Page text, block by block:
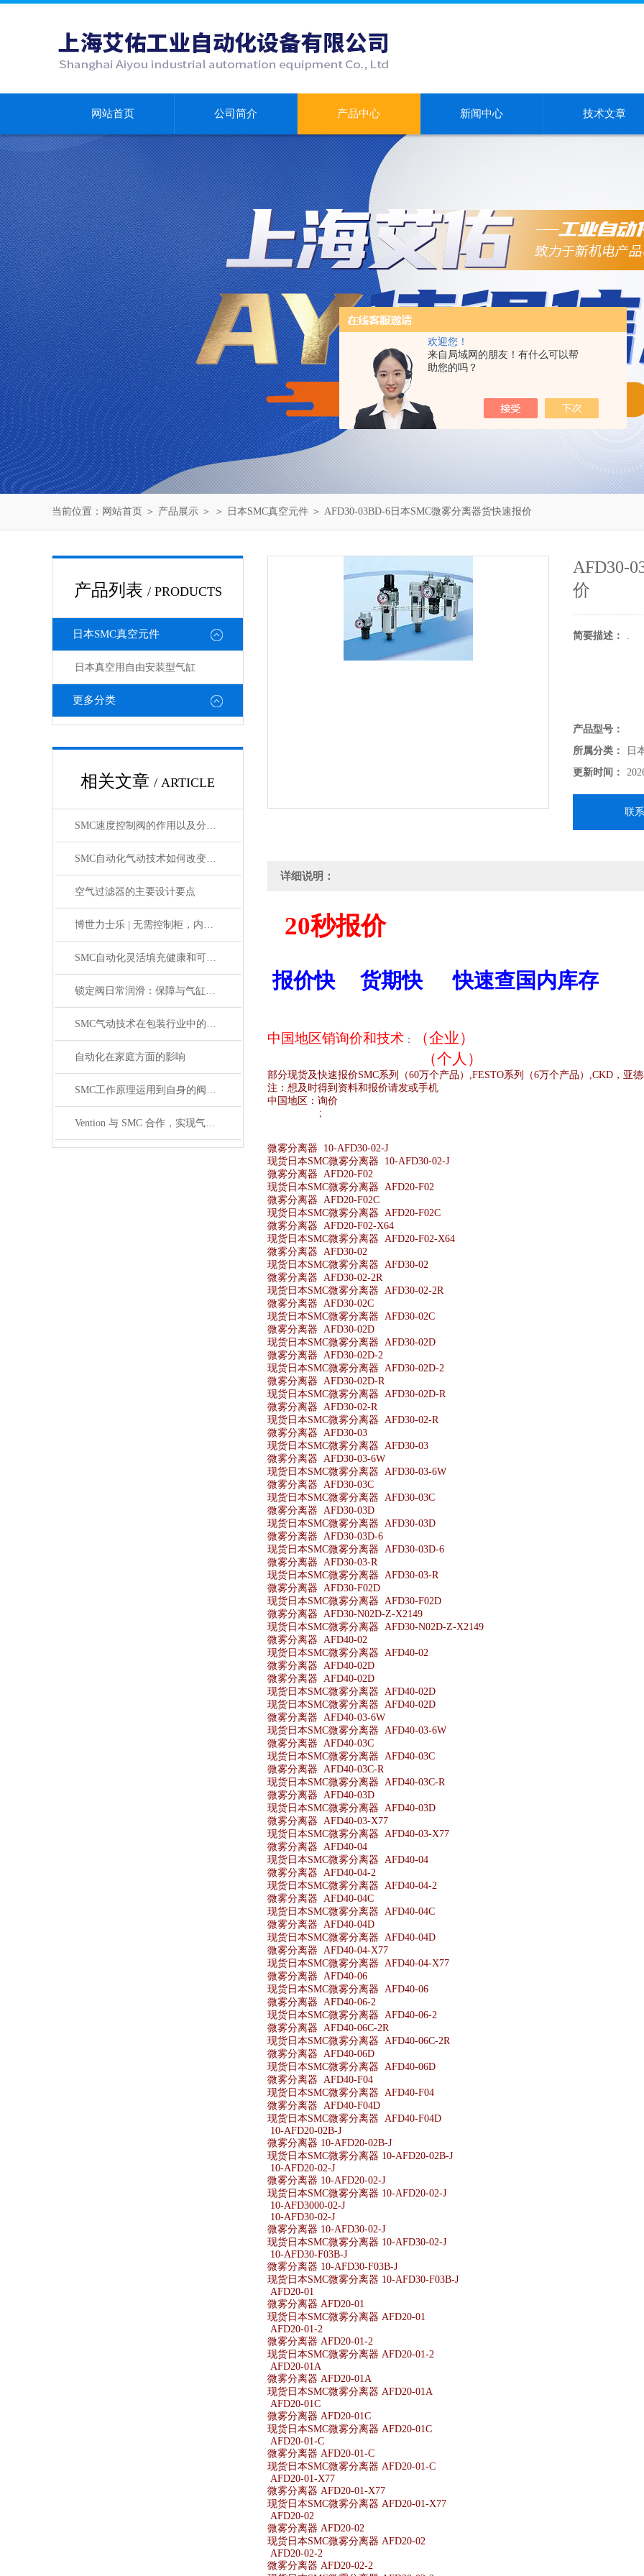
欢迎您！
来自局域网的朋友！有什么可以帮
助您的吗？
网站首页 公司简介 产品中心 新闻中心 技术文章
当前位置： 网站首页 ＞ 产品展示 ＞ ＞ 日本SMC真空元件 ＞ AFD30-03BD-6日本SMC微雾分离器货快速报价
产品列表 / PRODUCTS
日本SMC真空元件
日本真空用自由安装型气缸
更多分类
相关文章 / ARTICLE
SMC速度控制阀的作用以及分类情况介绍
SMC自动化气动技术如何改变制造业?
空气过滤器的主要设计要点
博世力士乐 | 无需控制柜，内部物流新解决方案
SMC自动化灵活填充健康和可持续食品
锁定阀日常润滑：保障与气缸联动时的顺畅性
SMC气动技术在包装行业中的研究
自动化在家庭方面的影响
SMC工作原理运用到自身的阀体原理介绍
Vention 与 SMC 合作，实现气动设备的数字化工程
AFD30-
价
简要描述： .
产品型号：
所属分类：
日
更新时间：
联
详细说明：
20秒报价
报价快 货期快 快速查国内库存
中国地区销询价和技术 ：
（企业）
（个人）
部分现货及快速报价SMC系列（60万个产品） ,FESTO系列（6万个产品） ,CKD ，亚
注：想及时得到资料和报价请发或手机
中国地区： 询价
;
微雾分离器 10-AFD30-02-J
现货日本SMC微雾分离器 10-AFD30-02-J
微雾分离器 AFD20-F02
现货日本SMC微雾分离器 AFD20-F02
微雾分离器 AFD20-F02C
现货日本SMC微雾分离器 AFD20-F02C
微雾分离器 AFD20-F02-X64
现货日本SMC微雾分离器 AFD20-F02-X64
微雾分离器 AFD30-02
现货日本SMC微雾分离器 AFD30-02
微雾分离器 AFD30-02-2R
现货日本SMC微雾分离器 AFD30-02-2R
微雾分离器 AFD30-02C
现货日本SMC微雾分离器 AFD30-02C
微雾分离器 AFD30-02D
现货日本SMC微雾分离器 AFD30-02D
微雾分离器 AFD30-02D-2
现货日本SMC微雾分离器 AFD30-02D-2
微雾分离器 AFD30-02D-R
现货日本SMC微雾分离器 AFD30-02D-R
微雾分离器 AFD30-02-R
现货日本SMC微雾分离器 AFD30-02-R
微雾分离器 AFD30-03
现货日本SMC微雾分离器 AFD30-03
微雾分离器 AFD30-03-6W
现货日本SMC微雾分离器 AFD30-03-6W
微雾分离器 AFD30-03C
现货日本SMC微雾分离器 AFD30-03C
微雾分离器 AFD30-03D
现货日本SMC微雾分离器 AFD30-03D
微雾分离器 AFD30-03D-6
现货日本SMC微雾分离器 AFD30-03D-6
微雾分离器 AFD30-03-R
现货日本SMC微雾分离器 AFD30-03-R
微雾分离器 AFD30-F02D
现货日本SMC微雾分离器 AFD30-F02D
微雾分离器 AFD30-N02D-Z-X2149
现货日本SMC微雾分离器 AFD30-N02D-Z-X2149
微雾分离器 AFD40-02
现货日本SMC微雾分离器 AFD40-02
微雾分离器 AFD40-02D
微雾分离器 AFD40-02D
现货日本SMC微雾分离器 AFD40-02D
现货日本SMC微雾分离器 AFD40-02D
微雾分离器 AFD40-03-6W
现货日本SMC微雾分离器 AFD40-03-6W
微雾分离器 AFD40-03C
现货日本SMC微雾分离器 AFD40-03C
微雾分离器 AFD40-03C-R
现货日本SMC微雾分离器 AFD40-03C-R
微雾分离器 AFD40-03D
现货日本SMC微雾分离器 AFD40-03D
微雾分离器 AFD40-03-X77
现货日本SMC微雾分离器 AFD40-03-X77
微雾分离器 AFD40-04
现货日本SMC微雾分离器 AFD40-04
微雾分离器 AFD40-04-2
现货日本SMC微雾分离器 AFD40-04-2
微雾分离器 AFD40-04C
现货日本SMC微雾分离器 AFD40-04C
微雾分离器 AFD40-04D
现货日本SMC微雾分离器 AFD40-04D
微雾分离器 AFD40-04-X77
现货日本SMC微雾分离器 AFD40-04-X77
微雾分离器 AFD40-06
现货日本SMC微雾分离器 AFD40-06
微雾分离器 AFD40-06-2
现货日本SMC微雾分离器 AFD40-06-2
微雾分离器 AFD40-06C-2R
现货日本SMC微雾分离器 AFD40-06C-2R
微雾分离器 AFD40-06D
现货日本SMC微雾分离器 AFD40-06D
微雾分离器 AFD40-F04
现货日本SMC微雾分离器 AFD40-F04
微雾分离器 AFD40-F04D
现货日本SMC微雾分离器 AFD40-F04D
10-AFD20-02B-J
微雾分离器 10-AFD20-02B-J
现货日本SMC微雾分离器 10-AFD20-02B-J
10-AFD20-02-J
微雾分离器 10-AFD20-02-J
现货日本SMC微雾分离器 10-AFD20-02-J
10-AFD3000-02-J
10-AFD30-02-J
微雾分离器 10-AFD30-02-J
现货日本SMC微雾分离器 10-AFD30-02-J
10-AFD30-F03B-J
微雾分离器 10-AFD30-F03B-J
现货日本SMC微雾分离器 10-AFD30-F03B-J
AFD20-01
微雾分离器 AFD20-01
现货日本SMC微雾分离器 AFD20-01
AFD20-01-2
微雾分离器 AFD20-01-2
现货日本SMC微雾分离器 AFD20-01-2
AFD20-01A
微雾分离器 AFD20-01A
现货日本SMC微雾分离器 AFD20-01A
AFD20-01C
微雾分离器 AFD20-01C
现货日本SMC微雾分离器 AFD20-01C
AFD20-01-C
微雾分离器 AFD20-01-C
现货日本SMC微雾分离器 AFD20-01-C
AFD20-01-X77
微雾分离器 AFD20-01-X77
现货日本SMC微雾分离器 AFD20-01-X77
AFD20-02
微雾分离器 AFD20-02
现货日本SMC微雾分离器 AFD20-02
AFD20-02-2
微雾分离器 AFD20-02-2